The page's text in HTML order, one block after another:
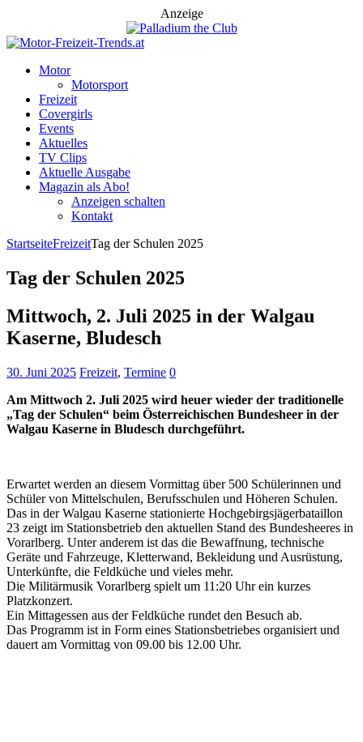
Anzeige
Motor
Motorsport
Freizeit
Covergirls
Events
Aktuelles
TV Clips
Aktuelle Ausgabe
Magazin als Abo!
Anzeigen schalten
Kontakt
StartseiteFreizeitTag der Schulen 2025
Tag der Schulen 2025
Mittwoch, 2. Juli 2025 in der Walgau
Kaserne, Bludesch
30. Juni 2025 Freizeit, Termine 0
Am Mittwoch 2. Juli 2025 wird heuer wieder der traditionelle
„Tag der Schulen“ beim Österreichischen Bundesheer in der
Walgau Kaserne in Bludesch durchgeführt.
Erwartet werden an diesem Vormittag über 500 Schülerinnen und
Schüler von Mittelschulen, Berufsschulen und Höheren Schulen.
Das in der Walgau Kaserne stationierte Hochgebirgsjägerbataillon
23 zeigt im Stationsbetrieb den aktuellen Stand des Bundesheeres in
Vorarlberg. Unter anderem ist das die Bewaffnung, technische
Geräte und Fahrzeuge, Kletterwand, Bekleidung und Ausrüstung,
Unterkünfte, die Feldküche und vieles mehr.
Die Militärmusik Vorarlberg spielt um 11:20 Uhr ein kurzes
Platzkonzert.
Ein Mittagessen aus der Feldküche rundet den Besuch ab.
Das Programm ist in Form eines Stationsbetriebes organisiert und
dauert am Vormittag von 09.00 bis 12.00 Uhr.